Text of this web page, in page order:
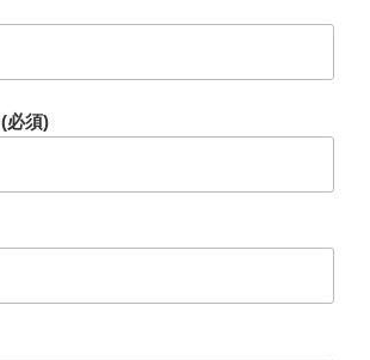
必須)